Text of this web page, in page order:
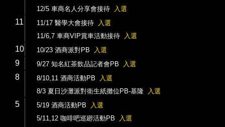
12/5 車商名人分享會接待
入選
11 11/17 醫學大會接待
入選
11/6,7 車商VIP賞車活動接待
入選
10 10/23 酒商派對PB 入選
9 9/27 知名紅茶飲品記者會PB 入選
8 8/10,11 酒商活動PB
入選
8/3 夏日沙灘派對衛生紙攤位PB-基隆
入選
5 5/19 酒商活動PB
入選
5/11,12 咖啡吧巡廻活動PB
入選